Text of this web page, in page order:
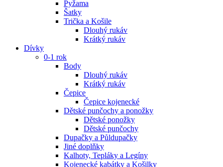
Pyžama
Šatky
Trička a Košile
Dlouhý rukáv
Krátký rukáv
Dívky
0-1 rok
Body
Dlouhý rukáv
Krátký rukáv
Čepice
Čepice kojenecké
Dětské punčochy a ponožky
Dětské ponožky
Dětské punčochy
Dupačky a Půldupačky
Jiné doplňky
Kalhoty, Tepláky a Legíny
Kojenecké kabátky a Košilky